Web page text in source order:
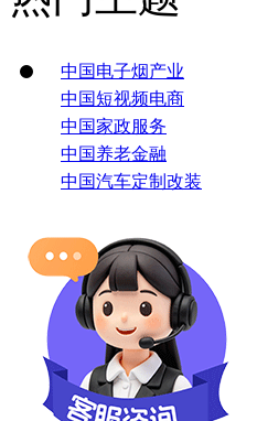
中国电子烟产业
中国短视频电商
中国家政服务
中国养老金融
中国汽车定制改装